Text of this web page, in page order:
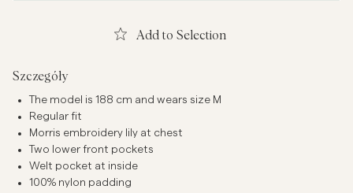
Add to Selection
Szczegóły
The model is 188 cm and wears size M
Regular fit
Morris embroidery lily at chest
Two lower front pockets
Welt pocket at inside
100% nylon padding